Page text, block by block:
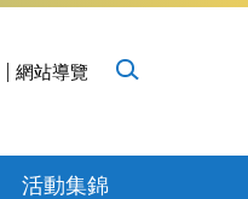
網站導覽
活動集錦